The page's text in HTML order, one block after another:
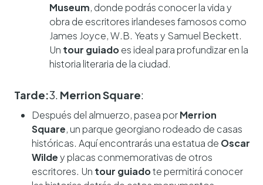
Museum, donde podrás conocer la vida y
obra de escritores irlandeses famosos como
James Joyce, W.B. Yeats y Samuel Beckett.
Un tour guiadoes ideal para profundizar en la
historia literaria de la ciudad.
Tarde:3. Merrion Square:
Después del almuerzo, pasea porMerrion
Square, un parque georgiano rodeado de casas
históricas. Aquí encontrarás una estatua de Oscar
Wildey placas conmemorativas de otros
escritores. Un tour guiadote permitirá conocer